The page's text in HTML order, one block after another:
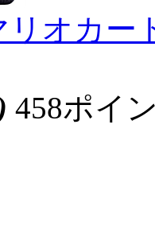
リオカー
458ポイ